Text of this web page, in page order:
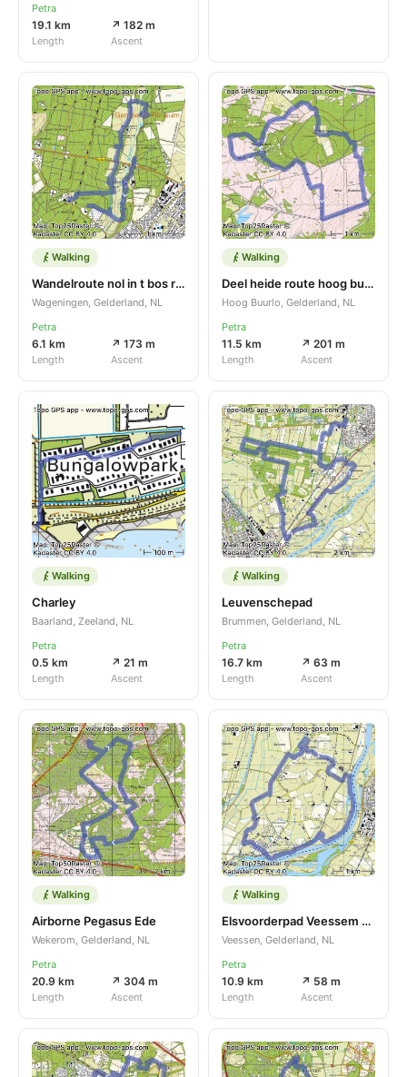
Petra
19.1 km
Length
↗ 182 m
Ascent
Walking
Wandelroute nol in t bos renkums beekdal
Wageningen, Gelderland, NL
Petra
6.1 km
Length
↗ 173 m
Ascent
Walking
Deel heide route hoog buurlo
Hoog Buurlo, Gelderland, NL
Petra
11.5 km
Length
↗ 201 m
Ascent
Walking
Charley
Baarland, Zeeland, NL
Petra
0.5 km
Length
↗ 21 m
Ascent
Walking
Leuvenschepad
Brummen, Gelderland, NL
Petra
16.7 km
Length
↗ 63 m
Ascent
Walking
Airborne Pegasus Ede
Wekerom, Gelderland, NL
Petra
20.9 km
Length
↗ 304 m
Ascent
Walking
Elsvoorderpad Veessem klompenpad
Veessen, Gelderland, NL
Petra
10.9 km
Length
↗ 58 m
Ascent